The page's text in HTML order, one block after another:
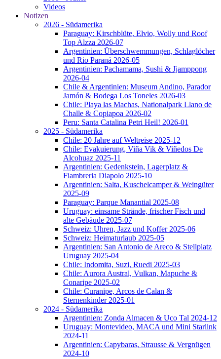
Videos
Notizen
2026 - Südamerika
Paraguay: Kirschblüte, Elvio, Wolly und Roof
Top Alzza 2026-07
Argentinien: Überschwemmungen, Schlaglöcher
und Rio Paraná 2026-05
Argentinien: Pachamama, Sushi & Jjamppong
2026-04
Chile & Argentinien: Museum Andino, Parador
Jamón & Bodega Los Toneles 2026-03
Chile: Playa las Machas, Nationalpark Llano de
Challe & Copiapoa 2026-02
Peru: Santa Catalina Petri Heil! 2026-01
2025 - Südamerika
Chile: 20 Jahre auf Weltreise 2025-12
Chile: Evakuierung, Viña Vik & Viñedos De
Alcohuaz 2025-11
Argentinien: Gedenkstein, Lagerplatz &
Fiambreria Diapolo 2025-10
Argentinien: Salta, Kuschelcamper & Weingüter
2025-09
Paraguay: Parque Manantial 2025-08
Uruguay: einsame Strände, frischer Fisch und
alte Gebäude 2025-07
Schweiz: Uhren, Jazz und Koffer 2025-06
Schweiz: Heimaturlaub 2025-05
Argentinien: San Antonio de Areco & Stellplatz
Uruguay 2025-04
Chile: Indomita, Suzi, Ruedi 2025-03
Chile: Aurora Austral, Vulkan, Mapuche &
Conaripe 2025-02
Chile: Curanipe, Arcos de Calan &
Sternenkinder 2025-01
2024 - Südamerika
Argentinien: Zonda Almacen & Uco Tal 2024-12
Uruguay: Montevideo, MACA und Mini Starlink
2024-11
Argentinien: Capybaras, Strausse & Vergnügen
2024-10